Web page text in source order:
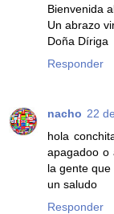
Bienvenida
Un abrazo
Doña Díriga
Responder
nacho 22
hola
apagadoo o
la gente que
un saludo
Responder